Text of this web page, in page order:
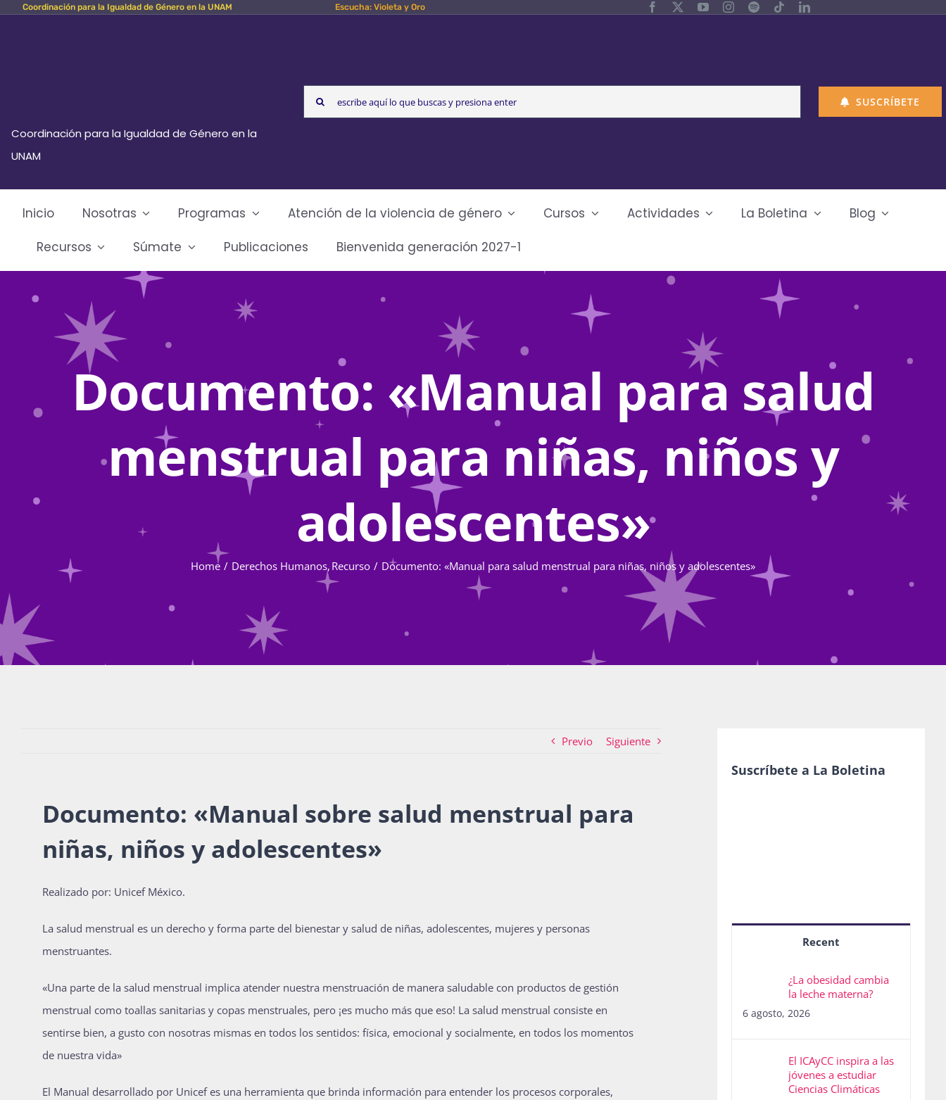
Skip Coordinación para la Igualdad de Género en la UNAM Escucha: Violeta y Oro
Coordinación para la Igualdad de Género en la
UNAM
Search
for:
SUSCRÍBETE
Inicio Nosotras Programas Atención de la violencia de género Cursos Actividades La Boletina
Blog
Recursos
Súmate Publicaciones Bienvenida generación 2027-1
Documento: «Manual para salud
menstrual para niñas, niños y
adolescentes»
Home Derechos Humanos Recurso Documento: «Manual para salud menstrual para niñas, niños y adolescentes»
Previo Siguiente
Documento: «Manual sobre salud menstrual para
niñas, niños y adolescentes»
Realizado por: Unicef México.
La salud menstrual es un derecho y forma parte del bienestar y salud de niñas, adolescentes, mujeres y personas
menstruantes.
«Una parte de la salud menstrual implica atender nuestra menstruación de manera saludable con productos de gestión
menstrual como toallas sanitarias y copas menstruales, pero ¡es mucho más que eso! La salud menstrual consiste en
sentirse bien, a gusto con nosotras mismas en todos los sentidos: física, emocional y socialmente, en todos los momentos
de nuestra vida»
El Manual desarrollado por Unicef es una herramienta que brinda información para entender los procesos corporales,
Suscríbete a La Boletina
Recent
¿La obesidad cambia
la leche materna?
6 agosto, 2026
El ICAyCC inspira a las
jóvenes a estudiar
Ciencias Climáticas